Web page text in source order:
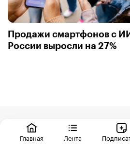
Продажи смартфонов с
России выросли на 27%
Помогите нам стать
Пока мы изучаем для вас новые
Главная Лента